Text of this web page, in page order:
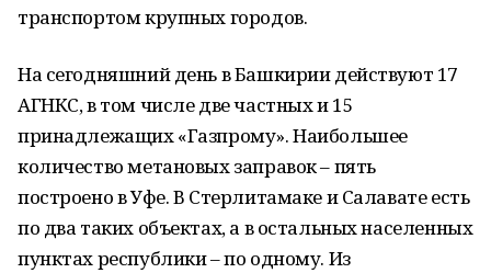
транспортом крупных городов.
На сегодняшний день в Башкирии действуют 17
АГНКС, в том числе две частных и 15
принадлежащих «Газпрому». Наибольшее
количество метановых заправок – пять
построено в Уфе. В Стерлитамаке и Салавате есть
по два таких объектах, а в остальных населенных
пунктах республики – по одному. Из